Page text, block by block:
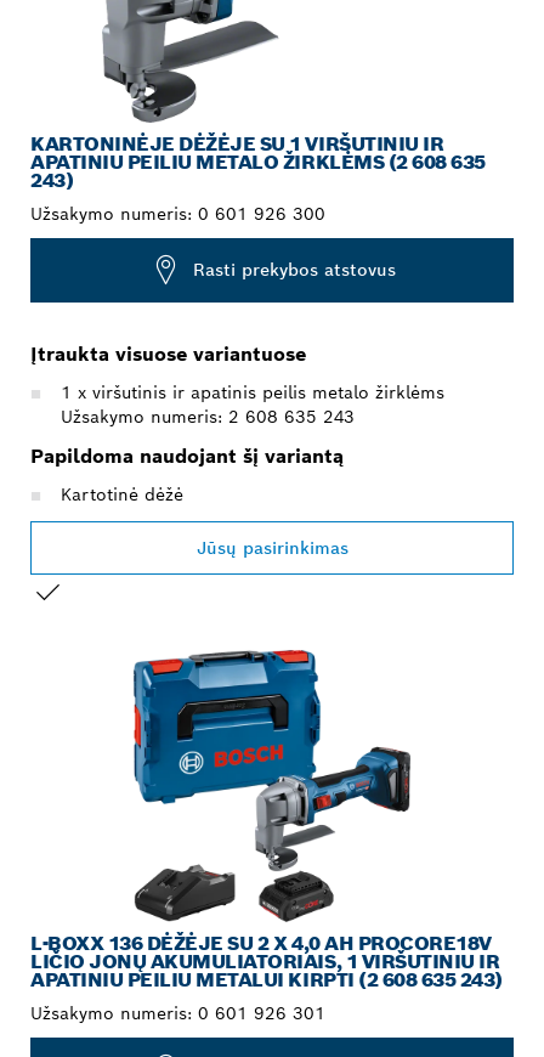
KARTONINĖJE DĖŽĖJE SU 1 VIRŠUTINIU IR
APATINIU PEILIU METALO ŽIRKLĖMS (2 608 635
243)
Užsakymo numeris: 0 601 926 300
Rasti prekybos atstovus
Įtraukta visuose variantuose
1 x viršutinis ir apatinis peilis metalo žirklėms
Užsakymo numeris: 2 608 635 243
Papildoma naudojant šį variantą
Kartotinė dėžė
Jūsų pasirinkimas
L-BOXX 136 DĖŽĖJE SU 2 X 4,0 AH PROCORE18V
LIČIO JONŲ AKUMULIATORIAIS, 1 VIRŠUTINIU IR
APATINIU PEILIU METALUI KIRPTI (2 608 635 243)
Užsakymo numeris: 0 601 926 301